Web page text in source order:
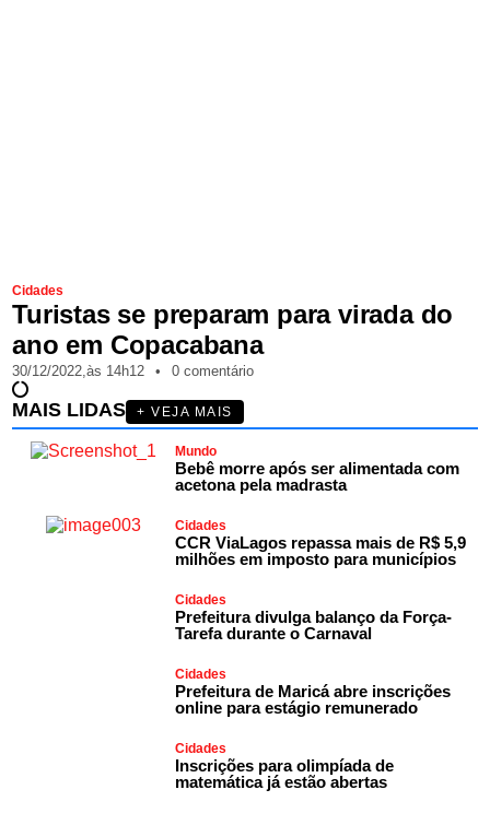
Cidades
Turistas se preparam para virada do
ano em Copacabana
30/12/2022,às 14h12 • 0 comentário
MAIS LIDAS + VEJA MAIS
Mundo
Bebê morre após ser alimentada com
acetona pela madrasta
Cidades
CCR ViaLagos repassa mais de R$ 5,9
milhões em imposto para municípios
Cidades
Prefeitura divulga balanço da Força-
Tarefa durante o Carnaval
Cidades
Prefeitura de Maricá abre inscrições
online para estágio remunerado
Cidades
Inscrições para olimpíada de
matemática já estão abertas